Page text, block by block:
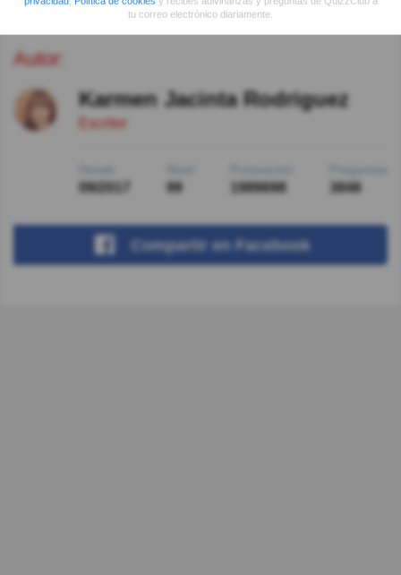
Autor:
Karmen Jacinta Rodriguez
Escritor
09/2017 99 1989698 3846
Compartir en Facebook
tu correo electrónico diariamente.